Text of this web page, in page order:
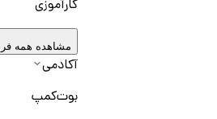
کارآموزی
مشاهده همه
آکادمی
بوت‌کمپ